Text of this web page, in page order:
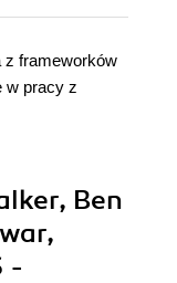
z frameworków
w pracy z
Ben
-